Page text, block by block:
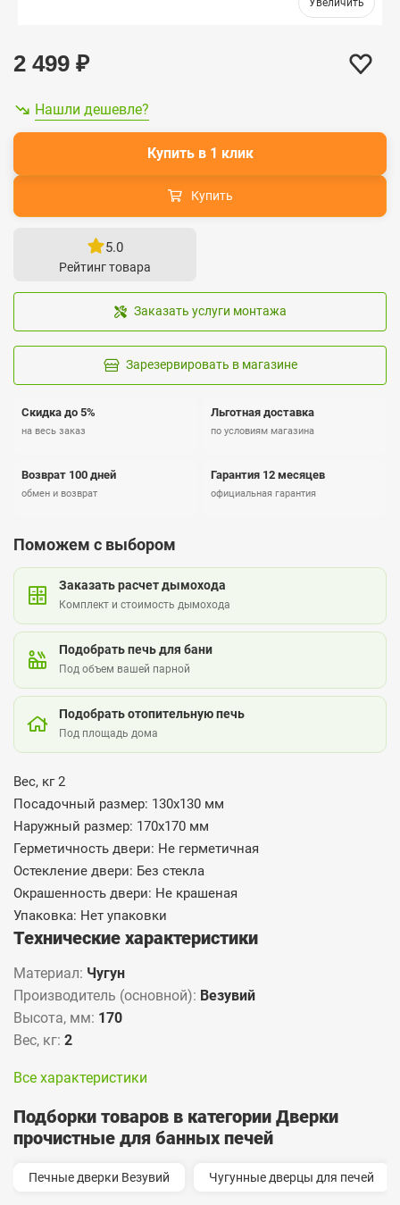
2 499 ₽
Нашли дешевле?
Купить
Купить в 1 клик
5.0
Рейтинг товара
Заказать услуги монтажа
Зарезервировать в магазине
Скидка до 5%
на весь заказ
Льготная доставка
по условиям магазина
Возврат 100 дней
обмен и возврат
Гарантия 12 месяцев
официальная гарантия
Поможем с выбором
Заказать расчет дымохода
Комплект и стоимость дымохода
Подобрать печь для бани
Под объем вашей парной
Подобрать отопительную печь
Под площадь дома
Вес, кг 2
Посадочный размер: 130x130 мм
Наружный размер: 170x170 мм
Герметичность двери: Не герметичная
Остекление двери: Без стекла
Окрашенность двери: Не крашеная
Упаковка: Нет упаковки
Технические характеристики
Материал: Чугун
Производитель (основной): Везувий
Высота, мм: 170
Вес, кг: 2
Все характеристики
Подборки товаров в категории Дверки
прочистные для банных печей
Печные дверки Везувий Чугунные дверцы для печей